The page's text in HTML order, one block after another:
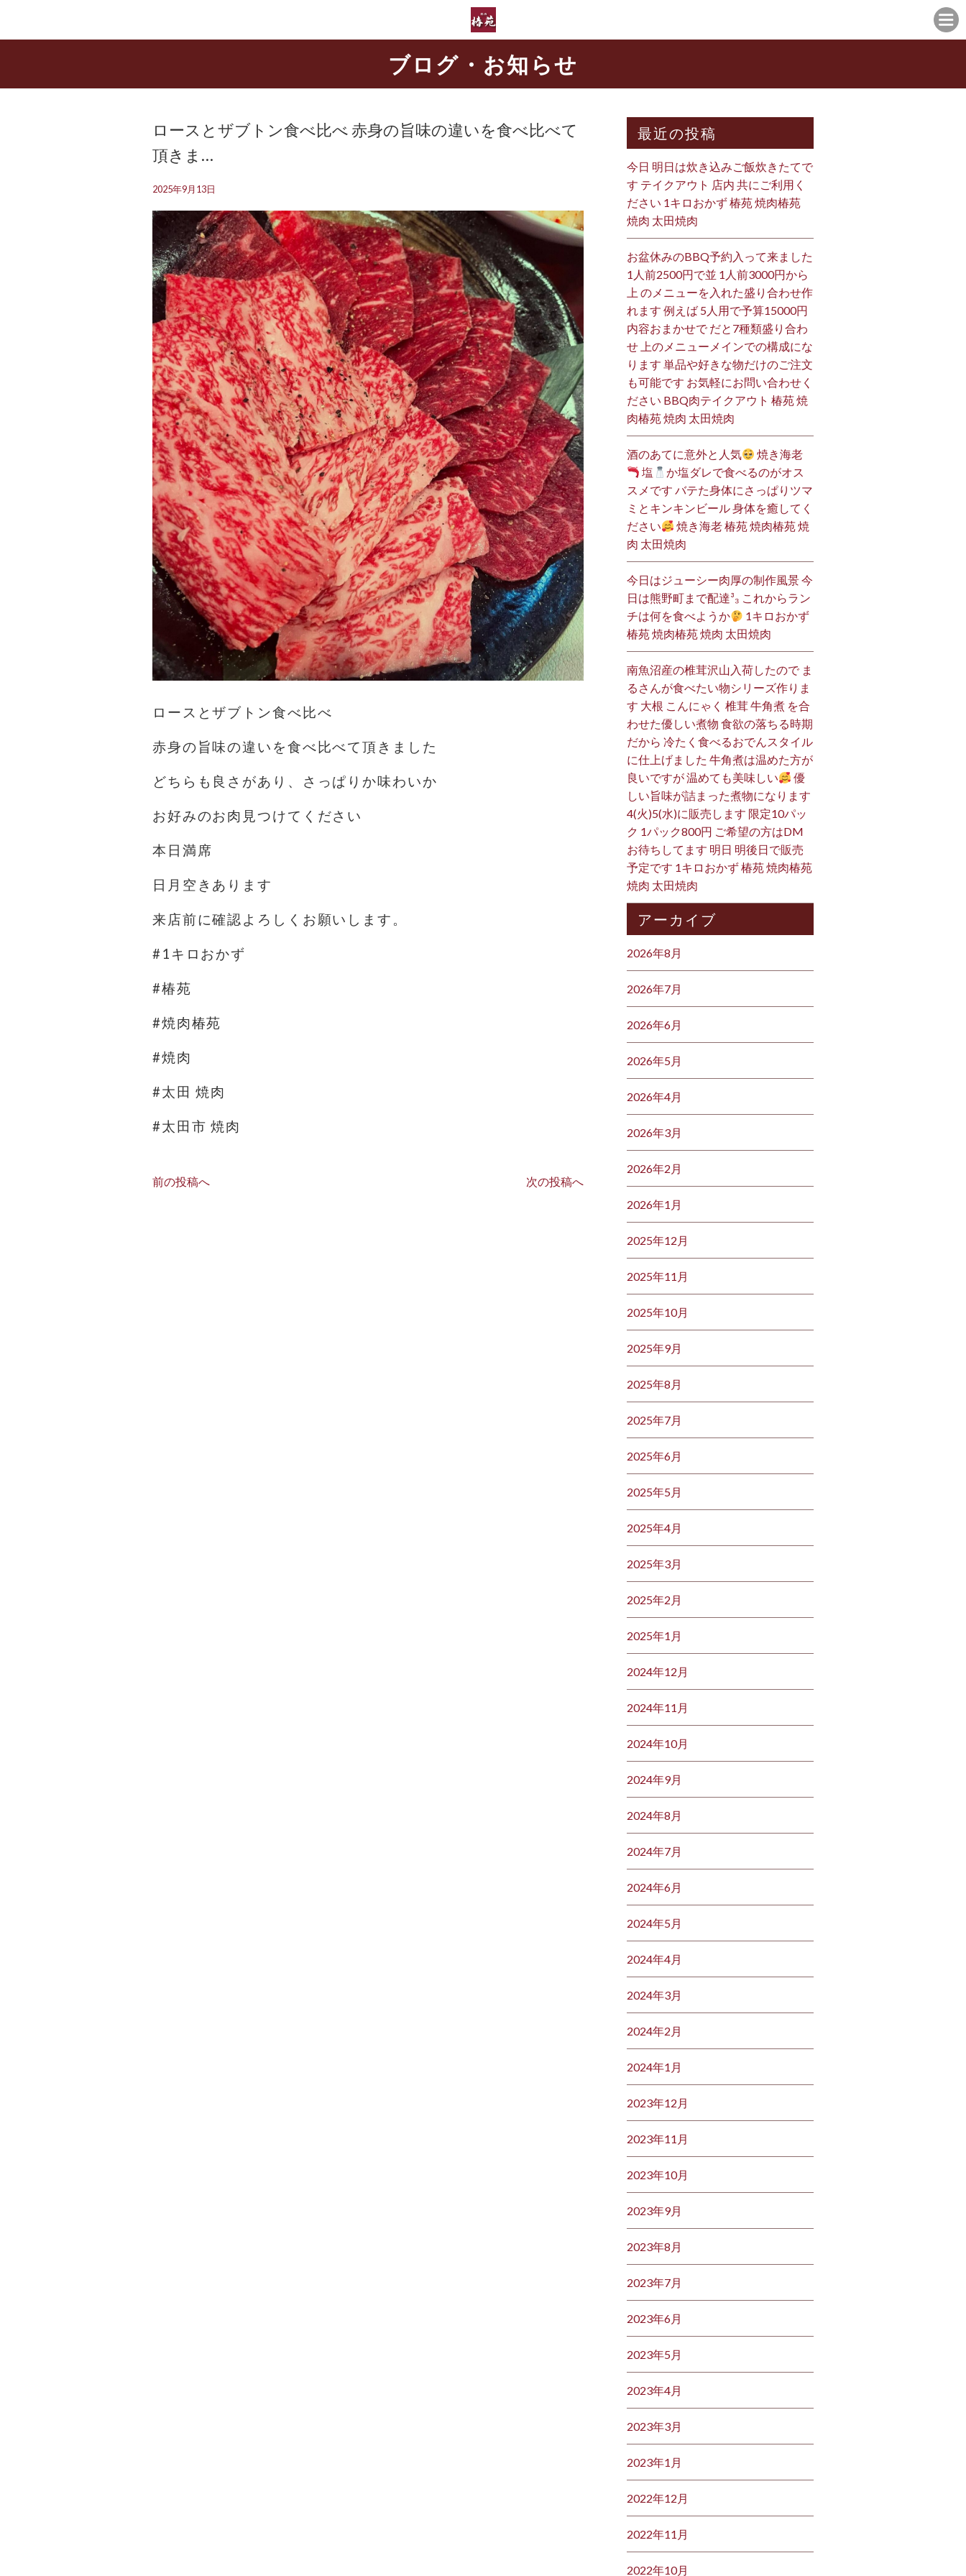
ブログ・お知らせ
ロースとザブトン食べ比べ 赤身の旨味の違いを食べ比べて
頂きま…
2025年9月13日
ロースとザブトン食べ比べ
赤身の旨味の違いを食べ比べて頂きました
どちらも良さがあり、さっぱりか味わいか
お好みのお肉見つけてください
本日満席
日月空きあります
来店前に確認よろしくお願いします。
#1キロおかず
#椿苑
#焼肉椿苑
#焼肉
#太田 焼肉
#太田市 焼肉
前の投稿へ 次の投稿へ
最近の投稿
今日 明日は炊き込みご飯炊きたてで
す テイクアウト 店内 共にご利用く
ださい 1キロおかず 椿苑 焼肉椿苑
焼肉 太田焼肉
お盆休みのBBQ予約入って来ました
1人前2500円で並 1人前3000円から
上 のメニューを入れた盛り合わせ作
れます 例えば 5人用で予算15000円
内容おまかせで だと7種類盛り合わ
せ 上のメニューメインでの構成にな
ります 単品や好きな物だけのご注文
も可能です お気軽にお問い合わせく
ださい BBQ肉テイクアウト 椿苑 焼
肉椿苑 焼肉 太田焼肉
酒のあてに意外と人気
焼き海老
塩
か塩ダレで食べるのがオス
スメです バテた身体にさっぱりツマ
ミとキンキンビール 身体を癒してく
ださい
焼き海老 椿苑 焼肉椿苑 焼
肉 太田焼肉
今日はジューシー肉厚の制作風景 今
日は熊野町まで配達³₃ これからラン
チは何を食べようか
1キロおかず
椿苑 焼肉椿苑 焼肉 太田焼肉
南魚沼産の椎茸沢山入荷したので ま
るさんが食べたい物シリーズ作りま
す 大根 こんにゃく 椎茸 牛角煮 を合
わせた優しい煮物 食欲の落ちる時期
だから 冷たく食べるおでんスタイル
に仕上げました 牛角煮は温めた方が
良いですが 温めても美味しい
優
しい旨味が詰まった煮物になります
4(火)5(水)に販売します 限定10パッ
ク 1パック800円 ご希望の方はDM
お待ちしてます 明日 明後日で販売
予定です 1キロおかず 椿苑 焼肉椿苑
焼肉 太田焼肉
アーカイブ
2026年8月
2026年7月
2026年6月
2026年5月
2026年4月
2026年3月
2026年2月
2026年1月
2025年12月
2025年11月
2025年10月
2025年9月
2025年8月
2025年7月
2025年6月
2025年5月
2025年4月
2025年3月
2025年2月
2025年1月
2024年12月
2024年11月
2024年10月
2024年9月
2024年8月
2024年7月
2024年6月
2024年5月
2024年4月
2024年3月
2024年2月
2024年1月
2023年12月
2023年11月
2023年10月
2023年9月
2023年8月
2023年7月
2023年6月
2023年5月
2023年4月
2023年3月
2023年1月
2022年12月
2022年11月
2022年10月